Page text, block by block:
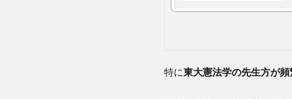
特に東大憲法学の先生方が頻